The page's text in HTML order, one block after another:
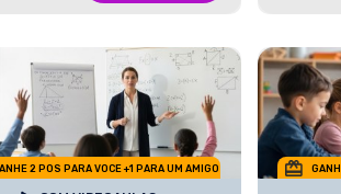
2 POS PARA VOCE +1 PARA UM AMIGO